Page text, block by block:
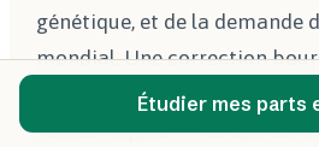
génétique, et de la demande
mondial. Une correction
directement le prix d'un
ventes Arqana, ni les
Étudier mes parts